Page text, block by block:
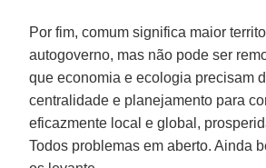
Por fim, comum significa maior
autogoverno, mas não pode ser
que economia e ecologia precisam
centralidade e planejamento para
eficazmente local e global,
Todos problemas em aberto. Ainda